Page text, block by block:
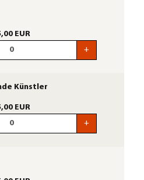
EUR
+
Künstler
EUR
+